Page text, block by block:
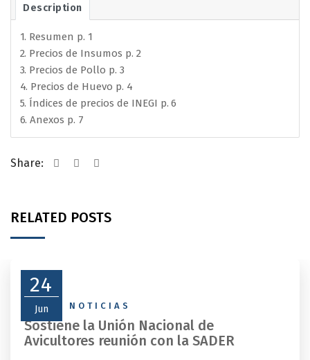
Description
1. Resumen p. 1
2. Precios de Insumos p. 2
3. Precios de Pollo p. 3
4. Precios de Huevo p. 4
5. Índices de precios de INEGI p. 6
6. Anexos p. 7
Share:
RELATED POSTS
24
Jun
NEWS NOTICIAS
Sostiene la Unión Nacional de
Avicultores reunión con la SADER